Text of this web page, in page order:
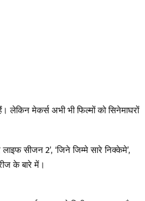
लेकिन मेकर्स अभी भी फिल्मों को सिनेमाघरों
सीजन 2’, ‘जिने जिम्मे सारे निक्केमे’,
के बारे में।